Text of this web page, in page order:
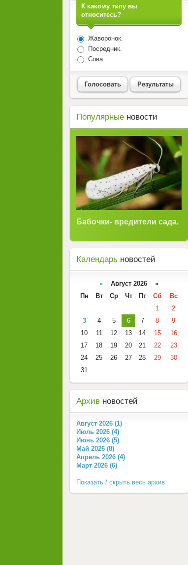
К какому типу вы
относитесь?
Жаворонок.
Посредник.
Сова.
Голосовать Результаты
Популярные новости
Бабочки- вредители сада.
Календарь новостей
« Август 2026 »
Пн
Вт Ср Чт Пт Сб
Вс
1
2
3
4 5 6 7 8
9
10
11 12 13 14 15
16
17
18 19 20 21 22
23
24
25 26 27 28 29
30
31
Архив новостей
Август 2026 (1)
Июль 2026 (4)
Июнь 2026 (5)
Май 2026 (8)
Апрель 2026 (4)
Март 2026 (6)
Показать / скрыть весь архив